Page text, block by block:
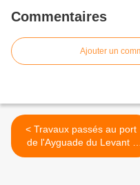
Commentaires
Ajouter un
< Travaux passés au port
de l'Ayguade du Levant :
2000, le bout du quai